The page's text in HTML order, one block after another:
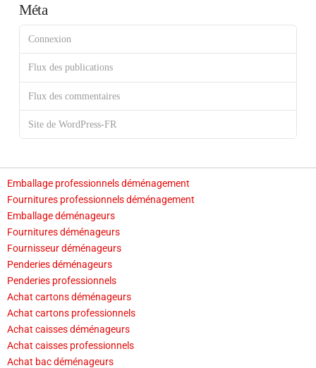
Méta
Connexion
Flux des publications
Flux des commentaires
Site de WordPress-FR
Emballage professionnels déménagement
Fournitures professionnels déménagement
Emballage déménageurs
Fournitures déménageurs
Fournisseur déménageurs
Penderies déménageurs
Penderies professionnels
Achat cartons déménageurs
Achat cartons professionnels
Achat caisses déménageurs
Achat caisses professionnels
Achat bac déménageurs